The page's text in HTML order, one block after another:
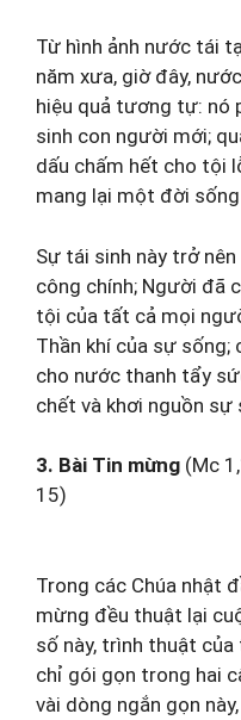
Từ hình ảnh nước tái
năm xưa, giờ đây,
hiệu quả tương tự: nó
sinh con người mới;
dấu chấm hết cho tội
mang lại một đời
Sự tái sinh này trở
công chính; Người đã
tội của tất cả mọi
Thần khí của sự sống;
cho nước thanh tẩy
chết và khơi nguồn sự
3. Bài Tin mừng (Mc
Trong các Chúa nhật
mừng đều thuật lại
số này, trình thuật
chỉ gói gọn trong hai
vài dòng ngắn gọn